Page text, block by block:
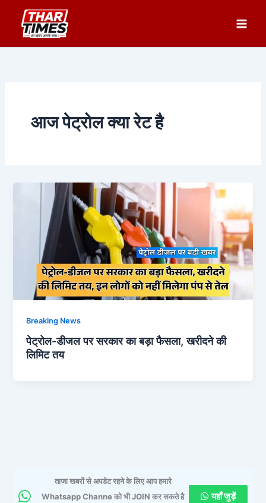
content
आज पेट्रोल क्या रेट है
Breaking News
पेट्रोल-डीजल पर सरकार का बड़ा फैसला, खरीदने की
लिमिट तय
ताजा खबरों से अपडेट रहने के लिए आप हमारे
Whatsapp Channe को भी JOIN कर सकते है
यहाँ जुड़ें